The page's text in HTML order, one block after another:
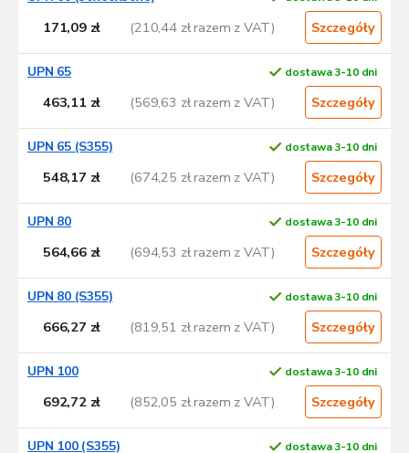
171,09 zł (210,44 zł razem z VAT) Szczegóły
UPN 65 dostawa 3-10 dni
463,11 zł (569,63 zł razem z VAT) Szczegóły
UPN 65 (S355) dostawa 3-10 dni
548,17 zł (674,25 zł razem z VAT) Szczegóły
UPN 80 dostawa 3-10 dni
564,66 zł (694,53 zł razem z VAT) Szczegóły
UPN 80 (S355) dostawa 3-10 dni
666,27 zł (819,51 zł razem z VAT) Szczegóły
UPN 100 dostawa 3-10 dni
692,72 zł (852,05 zł razem z VAT) Szczegóły
UPN 100 (S355) dostawa 3-10 dni